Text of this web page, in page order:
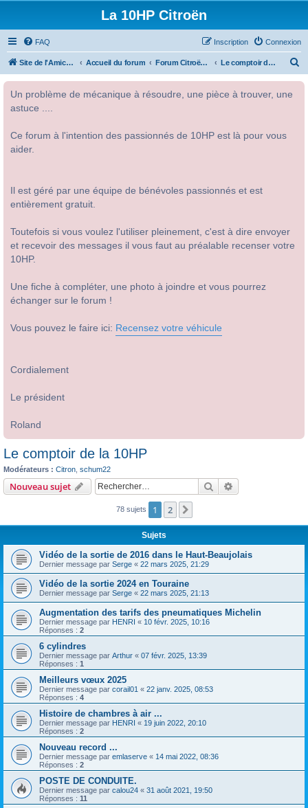
La 10HP Citroën
FAQ Connexion
Inscription
Site de l'Amicale Citroën 10HP Accueil du forum Forum Citroën 10HP Le comptoir de la 10HP
Un problème de mécanique à résoudre, une pièce à trouver, une
astuce ....
Ce forum à l'intention des passionnés de 10HP est là pour vous
aider.
Il est géré par une équipe de bénévoles passionnés et est
entièrement gratuit.
Toutefois si vous voulez l'utiliser pleinement, c'est à dire envoyer
et recevoir des messages il vous faut au préalable recenser votre
10HP.
Une fiche à compléter, une photo à joindre et vous pourrez
échanger sur le forum !
Vous pouvez le faire ici: Recensez votre véhicule
Cordialement
Le président
Roland
Le comptoir de la 10HP
Modérateurs : Citron schum22
Nouveau sujet Rechercher
78 sujets 1 2
Sujets
Vidéo de la sortie de 2016 dans le Haut-Beaujolais
Dernier message par Serge « 22 mars 2025, 21:29
Vidéo de la sortie 2024 en Touraine
Dernier message par Serge « 22 mars 2025, 21:13
Augmentation des tarifs des pneumatiques Michelin
Dernier message par HENRI « 10 févr. 2025, 10:16
Réponses : 2
6 cylindres
Dernier message par Arthur « 07 févr. 2025, 13:39
Réponses : 1
Meilleurs vœux 2025
Dernier message par corail01 « 22 janv. 2025, 08:53
Réponses : 4
Histoire de chambres à air ...
Dernier message par HENRI « 19 juin 2022, 20:10
Réponses : 2
Nouveau record ...
Dernier message par emlaserve « 14 mai 2022, 08:36
Réponses : 2
POSTE DE CONDUITE.
Dernier message par calou24 « 31 août 2021, 19:50
Réponses : 11